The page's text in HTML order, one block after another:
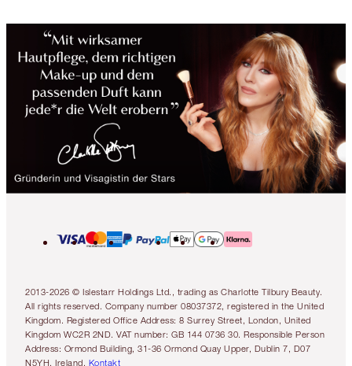
2013-2026 © Islestarr Holdings Ltd., trading as Charlotte Tilbury Beauty.
All rights reserved. Company number 08037372, registered in the United
Kingdom. Registered Office Address: 8 Surrey Street, London, United
Kingdom WC2R 2ND. VAT number: GB 144 0736 30. Responsible Person
Address: Ormond Building, 31-36 Ormond Quay Upper, Dublin 7, D07
N5YH, Ireland. Kontakt